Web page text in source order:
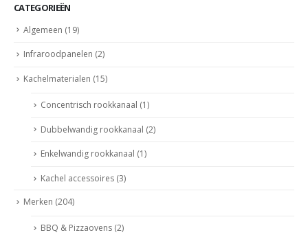
CATEGORIEËN
Algemeen (19)
Infraroodpanelen (2)
Kachelmaterialen (15)
Concentrisch rookkanaal (1)
Dubbelwandig rookkanaal (2)
Enkelwandig rookkanaal (1)
Kachel accessoires (3)
Merken (204)
BBQ & Pizzaovens (2)